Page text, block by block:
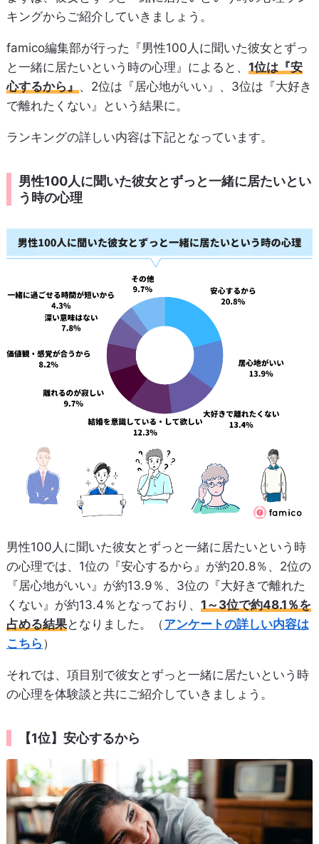
キングからご紹介していきましょう。
famico編集部が行った『男性100人に聞いた彼女とずっ
と一緒に居たいという時の心理』によると、 1位は『安
心するから』、2位は『居心地がいい』、3位は『大好き
で離れたくない』という結果に。
ランキングの詳しい内容は下記となっています。
男性100人に聞いた彼女とずっと一緒に居たいとい
う時の心理
男性100人に聞いた彼女とずっと一緒に居たいという時
の心理では、1位の『安心するから』が約20.8％、2位の
『居心地がいい』が約13.9％、3位の『大好きで離れた
くない』が約13.4％となっており、 1～3位で約48.1％を
占める結果となりました。（アンケートの詳しい内容は
こちら ）
それでは、項目別で彼女とずっと一緒に居たいという時
の心理を体験談と共にご紹介していきましょう。
【1位】安心するから